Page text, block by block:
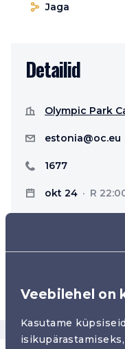
Veebilehel on
Kasutame
Jaga
Detailid
Olympic Park
estonia@oc.eu
1677
okt 24 R